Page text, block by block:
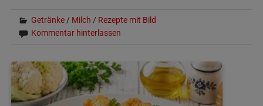
Getränke/ Milch / Rezepte mit Bild
Kommentar hinterlassen